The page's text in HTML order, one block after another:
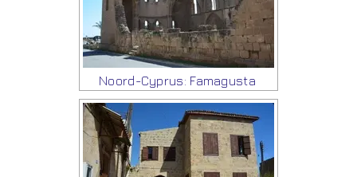
Noord-Cyprus: Famagusta